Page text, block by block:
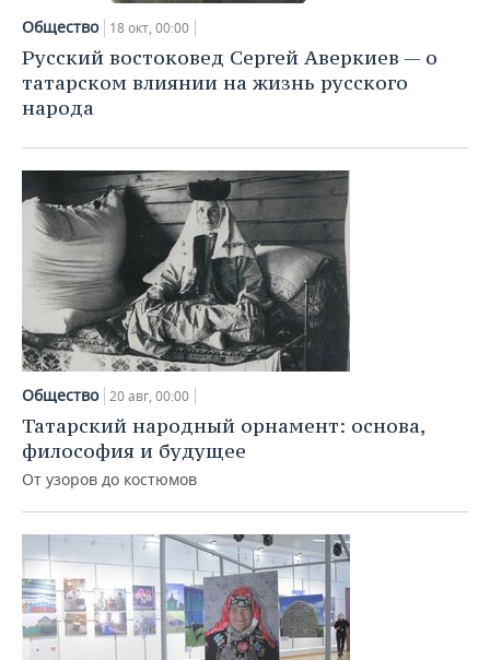
НЕФТЕХИМИЯ
НЕФТЬ
ОПК
РОЗНИЧНАЯ ТОРГОВЛЯ
ТРАНСПОРТ
НОВОСТИ ТЕХНОЛОГИЙ
IT
ТЕЛЕКОММУНИКАЦИИ
МЕРОПРИЯТИЯ
НОВОСТИ МЕРОПРИЯТИЙ
БИЗНЕС-БРАНЧИ
ONLINE-КОНФЕРЕНЦИИ
ОТКРЫТАЯ ЛЕКЦИЯ
СПОРТ
ФУТБОЛ
ХОККЕЙ
БАСКЕТБОЛ
ВОЛЕЙБОЛ
КИБЕРСПОРТ
ФИГУРНОЕ КАТАНИЕ
ВОДНЫЕ ВИДЫ СПОРТА
ХОККЕЙ С МЯЧОМ
ОБЩЕСТВО
НОВОСТИ ОБЩЕСТВА
ВЛАСТЬ
ИНФРАСТРУКТУРА
ИСТОРИЯ
КУЛЬТУРА
МЕДИЦИНА
ОБРАЗОВАНИЕ
ПРОИСШЕСТВИЯ
ФОТОГАЛЕРЕЯ
СЮЖЕТЫ
СПРАВОЧНИК
СПИСОК ПЕРСОН
СПИСОК КОМПАНИЙ
ПОЛНАЯ ВЕРСИЯ
Общество 18 окт, 00:00
Русский востоковед Сергей Аверкиев — о
татарском влиянии на жизнь русского
народа
Общество 20 авг, 00:00
Татарский народный орнамент: основа,
философия и будущее
От узоров до костюмов